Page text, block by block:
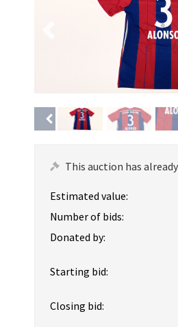
This auction has
Estimated value:
Number of bids:
Donated by:
Starting bid:
Closing bid: